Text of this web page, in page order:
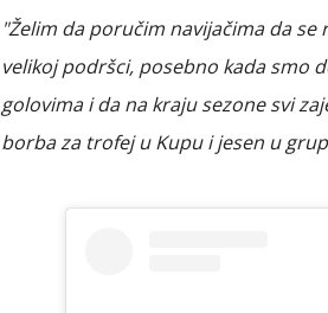
"Želim da poručim navijačima da
velikoj podršci, posebno kada smo
golovima i da na kraju sezone svi
borba za trofej u Kupu i jesen u